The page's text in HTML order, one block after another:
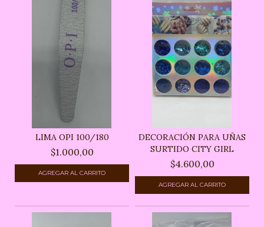
LIMA OPI 100/180
$1.000,00
DECORACIÓN PARA UÑAS
SURTIDO CITY GIRL
$4.600,00